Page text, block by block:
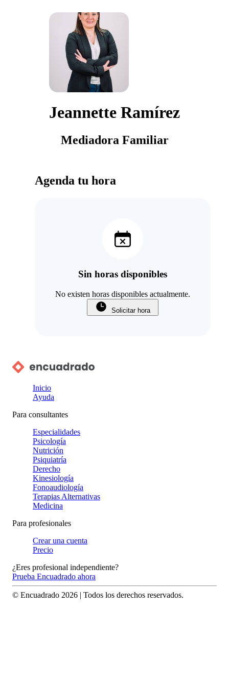
Jeannette Ramírez
Mediadora Familiar
Agenda tu hora
Sin horas disponibles
No existen horas disponibles actualmente.
Solicitar hora
Inicio
Ayuda
Para consultantes
Especialidades
Psicología
Nutrición
Psiquiatría
Derecho
Kinesiología
Fonoaudiología
Terapias Alternativas
Medicina
Para profesionales
Crear una cuenta
Precio
¿Eres profesional independiente?
Prueba Encuadrado ahora
© Encuadrado 2026 | Todos los derechos reservados.